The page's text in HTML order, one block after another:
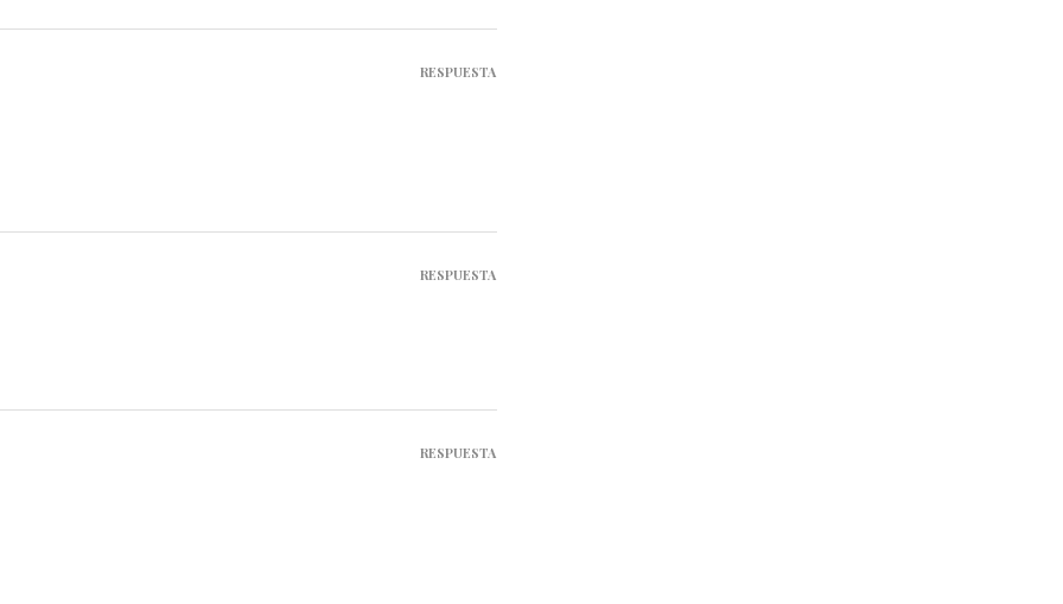
RESPUESTA
RESPUESTA
RESPUESTA